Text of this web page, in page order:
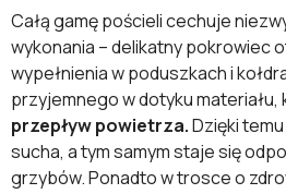
Całą gamę pościeli cechuje
wykonania – delikatny pokrowiec
wypełnienia w poduszkach i
przyjemnego w dotyku materiału,
przepływ powietrza.Dzięki
sucha, a tym samym staje się
grzybów. Ponadto w trosce o